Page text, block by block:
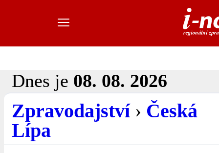
Dnes je 08. 08. 2026
Zpravodajství› Česká
Lípa